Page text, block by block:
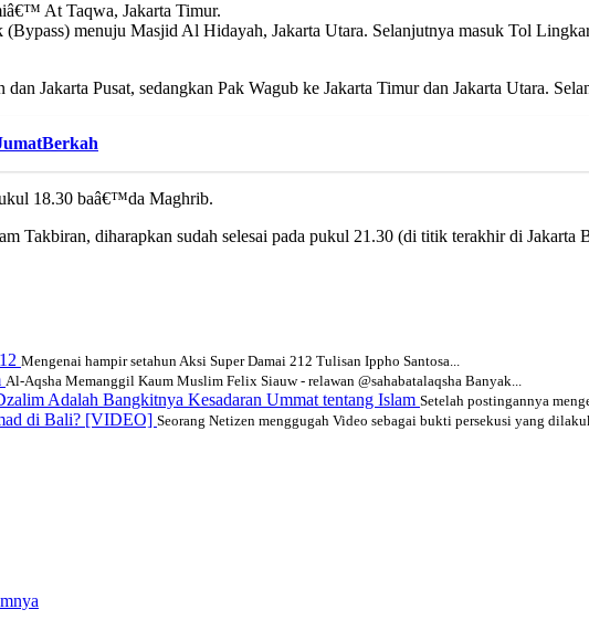
At Taqwa, Jakarta Timur.
(Bypass) menuju Masjid Al Hidayah, Jakarta Utara. Selanjutnya masuk Tol
Jakarta Pusat, sedangkan Pak Wagub ke Jakarta Timur dan Jakarta Utara.
18.30 baâ€™da Maghrib.
Takbiran, diharapkan sudah selesai pada pukul 21.30 (di titik terakhir di Jakarta
Mengenai hampir setahun Aksi Super Damai 212 Tulisan Ippho Santosa...
Al-Aqsha Memanggil Kaum Muslim Felix Siauw - relawan @sahabatalaqsha Banyak...
Adalah Bangkitnya Kesadaran Ummat tentang Islam Setelah postingannya
di Bali? [VIDEO] Seorang Netizen menggugah Video sebagai bukti persekusi yang